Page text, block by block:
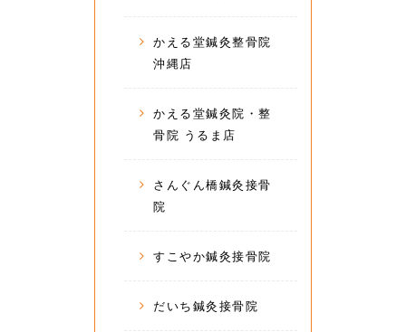
かえる堂鍼灸整骨院
沖縄店
かえる堂鍼灸院・整
骨院 うるま店
さんぐん橋鍼灸接骨
院
すこやか鍼灸接骨院
だいち鍼灸接骨院